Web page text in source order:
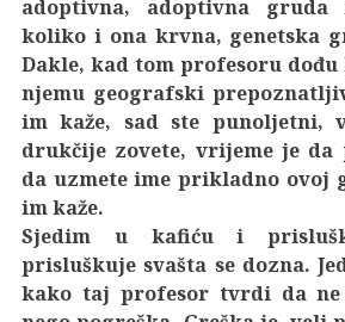
adoptivna, adoptivna gruda
koliko i ona krvna, genetska
Dakle, kad tom profesoru
njemu geografski
im kaže, sad ste punoljetni,
drukčije zovete, vrijeme je da
da uzmete ime prikladno ovoj
im kaže.
Sjedim u kafiću i
prisluškuje svašta se dozna.
kako taj profesor tvrdi da ne